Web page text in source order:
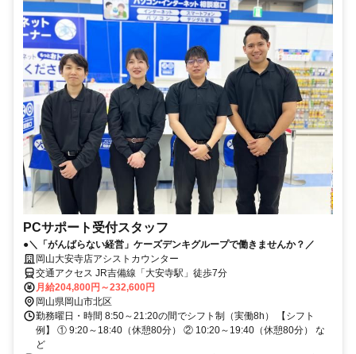
PCサポート受付スタッフ
●＼「がんばらない経営」ケーズデンキグループで働きませんか？／
岡山大安寺店アシストカウンター
交通アクセス JR吉備線「大安寺駅」徒歩7分
月給204,800円～232,600円
岡山県岡山市北区
勤務曜日・時間 8:50～21:20の間でシフト制（実働8h） 【シフト
例】 ① 9:20～18:40（休憩80分） ② 10:20～19:40（休憩80分） な
ど